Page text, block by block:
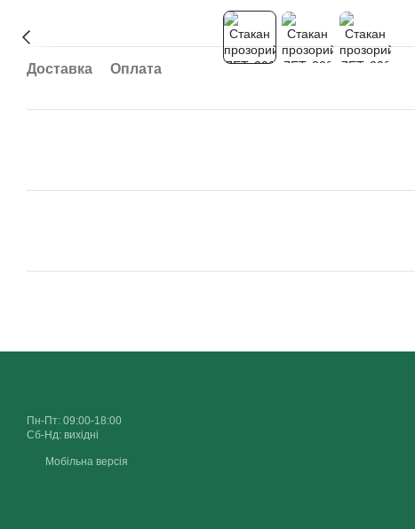
Доставка Оплата
Пн-Пт: 09:00-18:00
Сб-Нд: вихідні
Мобільна версія